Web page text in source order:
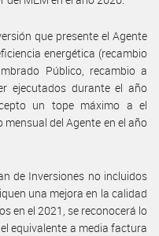
que presente el Agente
energética (recambio
Público, recambio a
ejecutados durante el año
un tope máximo a el
del Agente en el año
de Inversiones no incluidos
una mejora en la calidad
en el 2021, se reconocerá lo
equivalente a media factura